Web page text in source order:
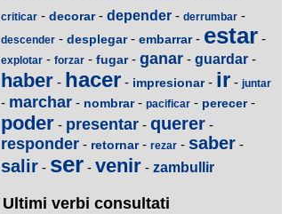
criticar - decorar- depender - derrumbar -
descender - desplegar- embarrar- estar -
explotar - forzar - fugar- ganar - guardar -
haber - hacer - impresionar- ir - juntar
- marchar - nombrar- pacificar - perecer-
poder - presentar - querer -
responder - retornar- rezar - saber -
salir - ser - venir - zambullir
Ultimi verbi consultati